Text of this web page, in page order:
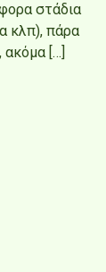
στάδια
κλπ), πάρα
ακόμα […]